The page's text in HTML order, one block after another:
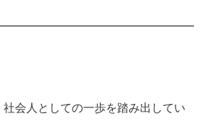
会人としての一歩を踏み出してい